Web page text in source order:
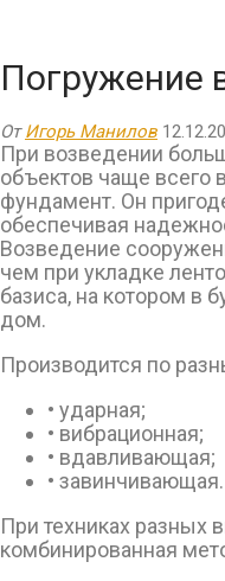
Погружение
ОтИгорь Манилов
При возведении
объектов чаще всего
фундамент. Он
обеспечивая
Возведение
чем при укладке
базиса, на котором в
дом.
Производится по
• ударная;
• вибрационная;
• вдавливающая;
• завинчивающая.
При техниках разных
комбинированная